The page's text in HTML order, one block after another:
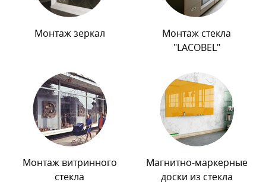
Монтаж зеркал
Монтаж стекла
"LACOBEL"
Монтаж витринного
стекла
Магнитно-маркерные
доски из стекла